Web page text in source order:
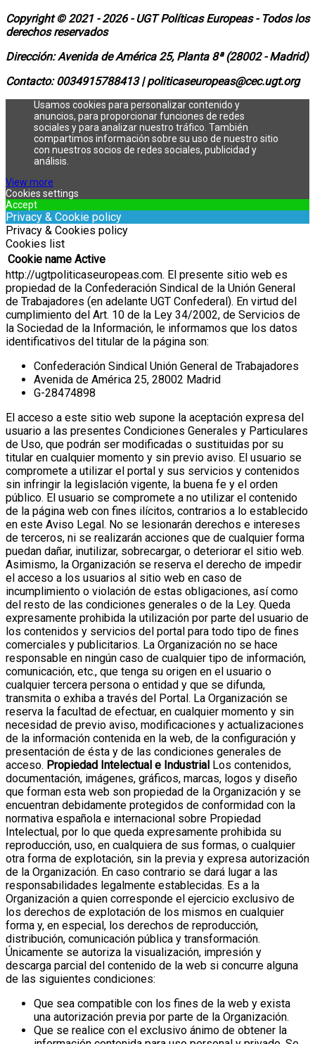
Copyright © 2021 - 2026 - UGT Políticas Europeas - Todos los
derechos reservados
Dirección:Avenida de América 25, Planta 8ª (28002 - Madrid)
Contacto: 0034915788413 |politicaseuropeas@cec.ugt.org
Usamos cookies para personalizar contenido y
anuncios, para proporcionar funciones de redes
sociales y para analizar nuestro tráfico. También
compartimos información sobre su uso de nuestro sitio
con nuestros socios de redes sociales, publicidad y
análisis.
View more
Cookies settings
Accept
Privacy & Cookie policy
Privacy & Cookies policy
Cookies list
Cookie name Active
http://ugtpoliticaseuropeas.com. El presente sitio web es
propiedad de la Confederación Sindical de la Unión General
de Trabajadores (en adelante UGT Confederal). En virtud del
cumplimiento del Art. 10 de la Ley 34/2002, de Servicios de
la Sociedad de la Información, le informamos que los datos
identificativos del titular de la página son:
Confederación Sindical Unión General de Trabajadores
Avenida de América 25, 28002 Madrid
G-28474898
El acceso a este sitio web supone la aceptación expresa del
usuario a las presentes Condiciones Generales y Particulares
de Uso, que podrán ser modificadas o sustituidas por su
titular en cualquier momento y sin previo aviso. El usuario se
compromete a utilizar el portal y sus servicios y contenidos
sin infringir la legislación vigente, la buena fe y el orden
público. El usuario se compromete a no utilizar el contenido
de la página web con fines ilícitos, contrarios a lo establecido
en este Aviso Legal. No se lesionarán derechos e intereses
de terceros, ni se realizarán acciones que de cualquier forma
puedan dañar, inutilizar, sobrecargar, o deteriorar el sitio web.
Asimismo, la Organización se reserva el derecho de impedir
el acceso a los usuarios al sitio web en caso de
incumplimiento o violación de estas obligaciones, así como
del resto de las condiciones generales o de la Ley. Queda
expresamente prohibida la utilización por parte del usuario de
los contenidos y servicios del portal para todo tipo de fines
comerciales y publicitarios. La Organización no se hace
responsable en ningún caso de cualquier tipo de información,
comunicación, etc., que tenga su origen en el usuario o
cualquier tercera persona o entidad y que se difunda,
transmita o exhiba a través del Portal. La Organización se
reserva la facultad de efectuar, en cualquier momento y sin
necesidad de previo aviso, modificaciones y actualizaciones
de la información contenida en la web, de la configuración y
presentación de ésta y de las condiciones generales de
acceso. Propiedad Intelectual e Industrial Los contenidos,
documentación, imágenes, gráficos, marcas, logos y diseño
que forman esta web son propiedad de la Organización y se
encuentran debidamente protegidos de conformidad con la
normativa española e internacional sobre Propiedad
Intelectual, por lo que queda expresamente prohibida su
reproducción, uso, en cualquiera de sus formas, o cualquier
otra forma de explotación, sin la previa y expresa autorización
de la Organización. En caso contrario se dará lugar a las
responsabilidades legalmente establecidas. Es a la
Organización a quien corresponde el ejercicio exclusivo de
los derechos de explotación de los mismos en cualquier
forma y, en especial, los derechos de reproducción,
distribución, comunicación pública y transformación.
Únicamente se autoriza la visualización, impresión y
descarga parcial del contenido de la web si concurre alguna
de las siguientes condiciones:
Que sea compatible con los fines de la web y exista
una autorización previa por parte de la Organización.
Que se realice con el exclusivo ánimo de obtener la